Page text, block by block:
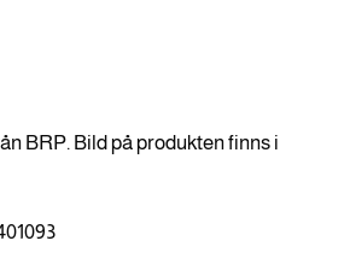
BRP. Bild på produkten finns i